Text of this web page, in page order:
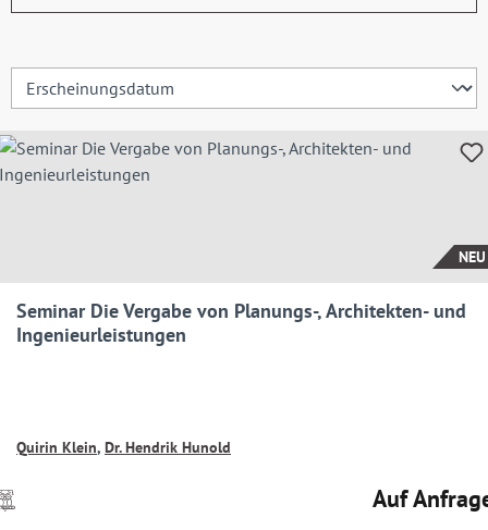
NEU
Seminar Die Vergabe von Planungs-, Architekten- und
Ingenieurleistungen
Quirin Klein, Dr. Hendrik Hunold
Regulärer
Auf